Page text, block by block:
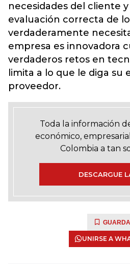
necesidades del cliente
evaluación correcta de
verdaderamente
empresa es innovadora
verdaderos retos en
limita a lo que le diga su
proveedor.
Toda la información
económico,
Colombia a tan
DESCARGUE
UNIRSE A